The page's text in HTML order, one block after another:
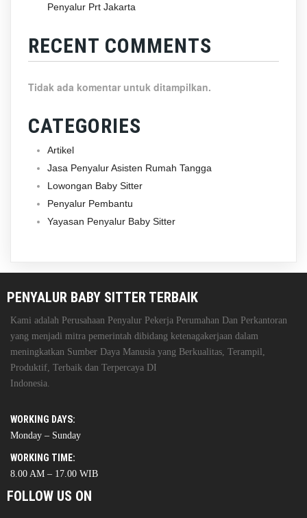
Penyalur Prt Jakarta
RECENT COMMENTS
Tidak ada komentar untuk ditampilkan.
CATEGORIES
Artikel
Jasa Penyalur Asisten Rumah Tangga
Lowongan Baby Sitter
Penyalur Pembantu
Yayasan Penyalur Baby Sitter
PENYALUR BABY SITTER TERBAIK
Kami adalah Perusahaan Penyalur Pekerja Perumahan Dan Perkantoran
yang menjadi mitra pemerintah dibidang ketenagakerjaan dalam
meningkatkan Sumber Daya Manusia yang Berkualitas, Terampil,
Produktif, Terbaik dan Terpercaya DI
Indonesia.
WORKING DAYS:
Monday – Sunday
WORKING TIME:
8.00 AM – 17.00 WIB
FOLLOW US ON